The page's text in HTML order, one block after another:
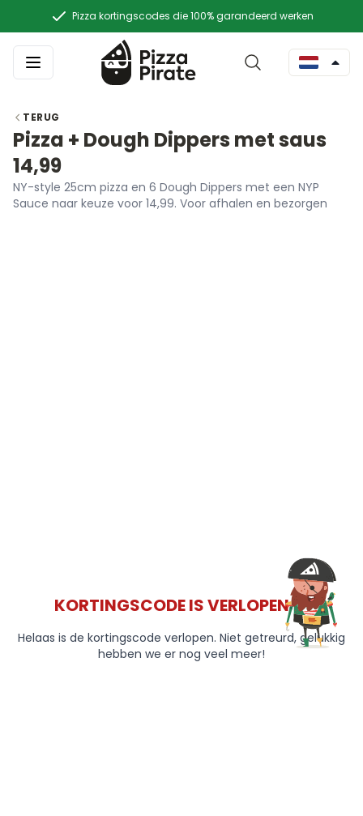
Pizza kortingscodes die 100% garandeerd werken
TERUG
Pizza + Dough Dippers met saus
14,99
NY-style 25cm pizza en 6 Dough Dippers met een NYP
Sauce naar keuze voor 14,99. Voor afhalen en bezorgen
KORTINGSCODE IS VERLOPEN 😞
Helaas is de kortingscode verlopen. Niet getreurd, gelukkig
hebben we er nog veel meer!